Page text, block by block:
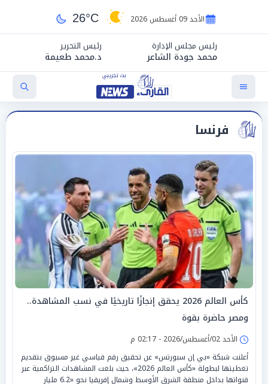
الأحد 09 أغسطس 2026 26°C
رئيس مجلس الإدارة
محمد جودة الشاعر
رئيس التحرير
د.محمد طعيمة
فرنسا
كأس العالم 2026 يحقق إنجازًا تاريخيًا في نسب المشاهدة..
ومصر حاضرة بقوة
الأحد 02/أغسطس/2026 - 02:17 م
أعلنت شبكة «بي إن سبورتس» عن تحقيق رقم قياسي غير مسبوق بتقديم
تغطيتها لبطولة «كأس العالم 2026»، حيث بلغت المشاهدات التراكمية عبر
قنواتها بداخل منطقة الشرق الأوسط وشمال إفريقيا نحو «6.2 مليار